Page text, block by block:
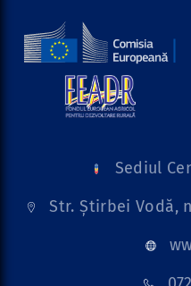
Sediul
Str. Știrbei Vodă,